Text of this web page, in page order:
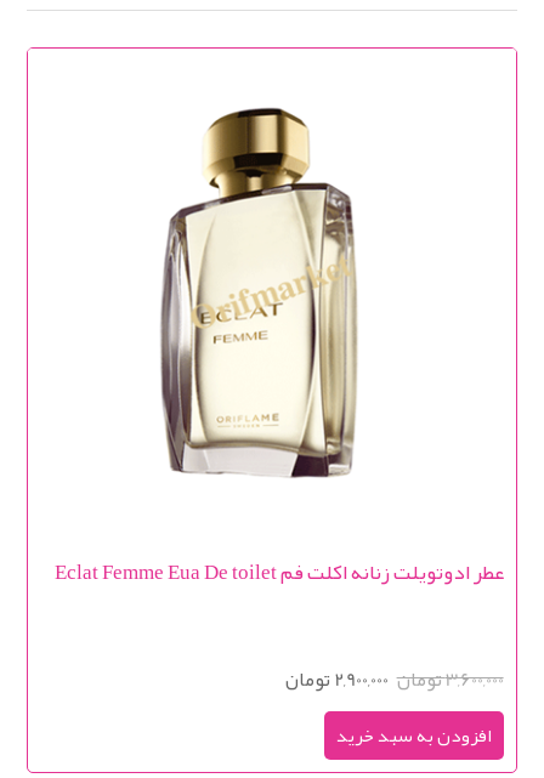
عطر ادوتویلت زنانه اکلت فم Eclat Femme Eua De toilet
3,600,000 تومان 2,900,000 تومان